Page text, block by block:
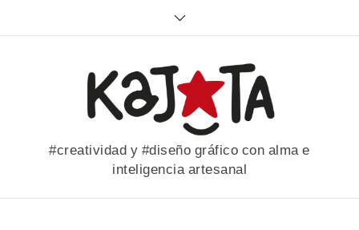
#creatividad y #diseño gráfico con alma e
inteligencia artesanal